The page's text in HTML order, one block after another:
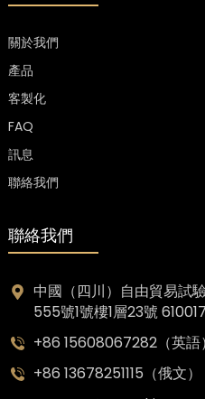
關於我們
產品
客製化
FAQ
訊息
聯絡我們
聯絡我們
中國（四川）自由貿易試
555號1號樓1層23號 610017
+86 15608067282（英語）
+86 13678251115（俄文）